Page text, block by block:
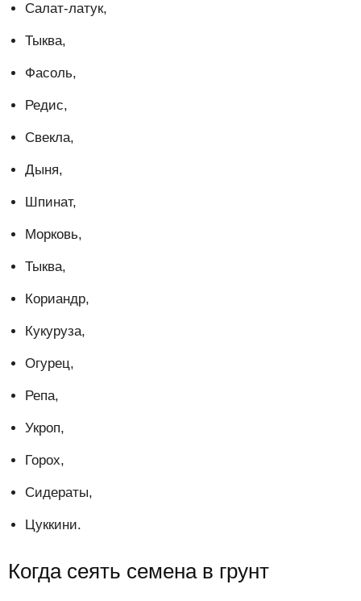
Салат-латук,
Тыква,
Фасоль,
Редис,
Свекла,
Дыня,
Шпинат,
Морковь,
Тыква,
Кориандр,
Кукуруза,
Огурец,
Репа,
Укроп,
Горох,
Сидераты,
Цуккини.
Когда сеять семена в грунт